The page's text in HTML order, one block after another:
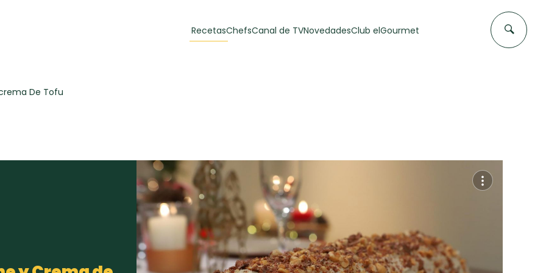
Recetas
Toast de trucha
curada y queso
casero
30 min
EMPANADAS DE
CARNE
60 min 50 min
ChefsCanal de TVNovedadesClub elGourmet
De Tofu